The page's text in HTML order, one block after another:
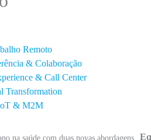
Remoto
& Colaboração
& Call Center
Transformation
& M2M